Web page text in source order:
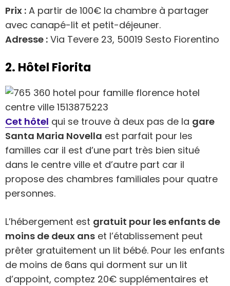
Prix : A partir de 100€ la chambre à partager
avec canapé-lit et petit-déjeuner.
Adresse : Via Tevere 23, 50019 Sesto Fiorentino
2. Hôtel Fiorita
Cet hôtel qui se trouve à deux pas de la gare
Santa Maria Novella est parfait pour les
familles car il est d’une part très bien situé
dans le centre ville et d’autre part car il
propose des chambres familiales pour quatre
personnes.
L’hébergement est gratuit pour les enfants de
moins de deux ans et l’établissement peut
prêter gratuitement un lit bébé. Pour les enfants
de moins de 6ans qui dorment sur un lit
d’appoint, comptez 20€ supplémentaires et